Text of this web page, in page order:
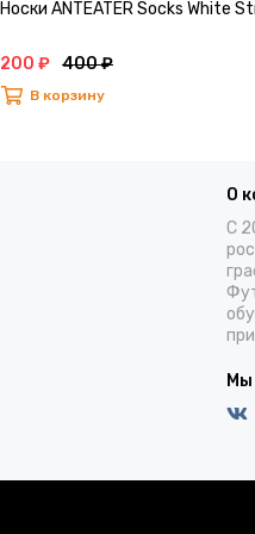
Носки ANTEATER Socks White
200 ₽ 400 ₽
В корзину
О
С
Мы